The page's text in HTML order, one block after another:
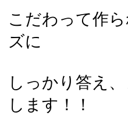
こだわって作
ズに
しっかり答え
します！！